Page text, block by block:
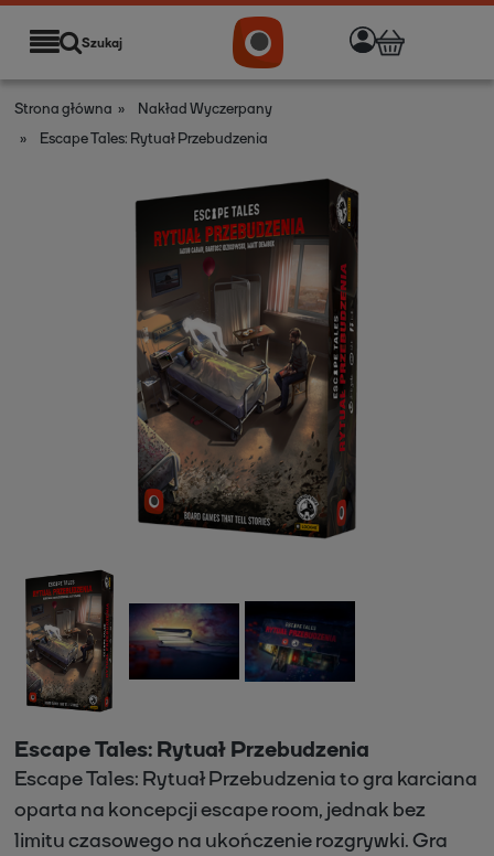
Szukaj
Strona główna »
Nakład Wyczerpany
»
Escape Tales: Rytuał Przebudzenia
Escape Tales: Rytuał Przebudzenia
Escape Tales: Rytuał Przebudzenia to gra karciana
oparta na koncepcji escape room, jednak bez
limitu czasowego na ukończenie rozgrywki. Gra